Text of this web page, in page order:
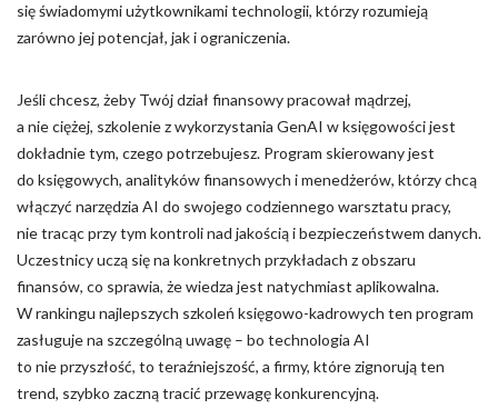
się świadomymi użytkownikami technologii, którzy rozumieją
zarówno jej potencjał, jak i ograniczenia.
Jeśli chcesz, żeby Twój dział finansowy pracował mądrzej,
a nie ciężej, szkolenie z wykorzystania GenAI w księgowości jest
dokładnie tym, czego potrzebujesz. Program skierowany jest
do księgowych, analityków finansowych i menedżerów, którzy chcą
włączyć narzędzia AI do swojego codziennego warsztatu pracy,
nie tracąc przy tym kontroli nad jakością i bezpieczeństwem danych.
Uczestnicy uczą się na konkretnych przykładach z obszaru
finansów, co sprawia, że wiedza jest natychmiast aplikowalna.
W rankingu najlepszych szkoleń księgowo-kadrowych ten program
zasługuje na szczególną uwagę – bo technologia AI
to nie przyszłość, to teraźniejszość, a firmy, które zignorują ten
trend, szybko zaczną tracić przewagę konkurencyjną.